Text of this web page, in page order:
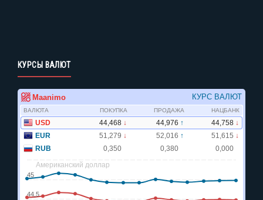
КУРСЫ ВАЛЮТ